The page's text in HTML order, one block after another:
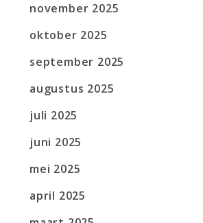
november 2025
oktober 2025
september 2025
augustus 2025
juli 2025
juni 2025
mei 2025
april 2025